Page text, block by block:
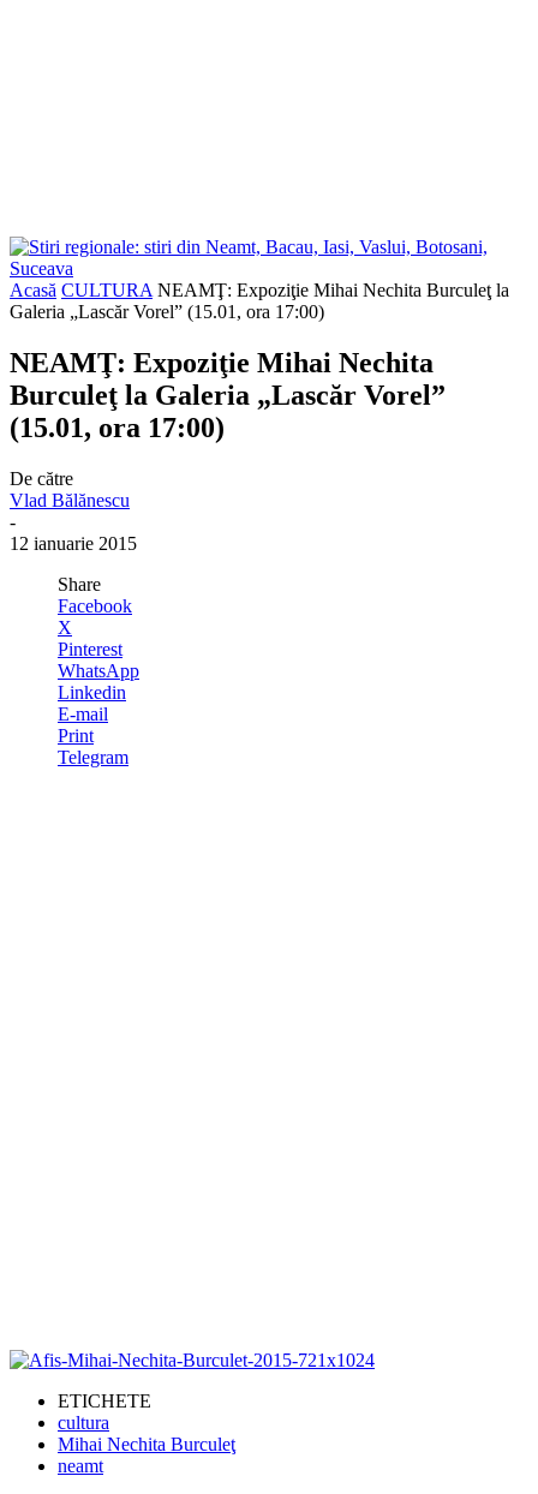
Acasă CULTURA NEAMŢ: Expoziţie Mihai Nechita Burculeţ la
Galeria „Lascăr Vorel” (15.01, ora 17:00)
NEAMŢ: Expoziţie Mihai Nechita
Burculeţ la Galeria „Lascăr Vorel”
(15.01, ora 17:00)
De către
Vlad Bălănescu
-
12 ianuarie 2015
Share
Facebook
X
Pinterest
WhatsApp
Linkedin
E-mail
Print
Telegram
ETICHETE
cultura
Mihai Nechita Burculeţ
neamt